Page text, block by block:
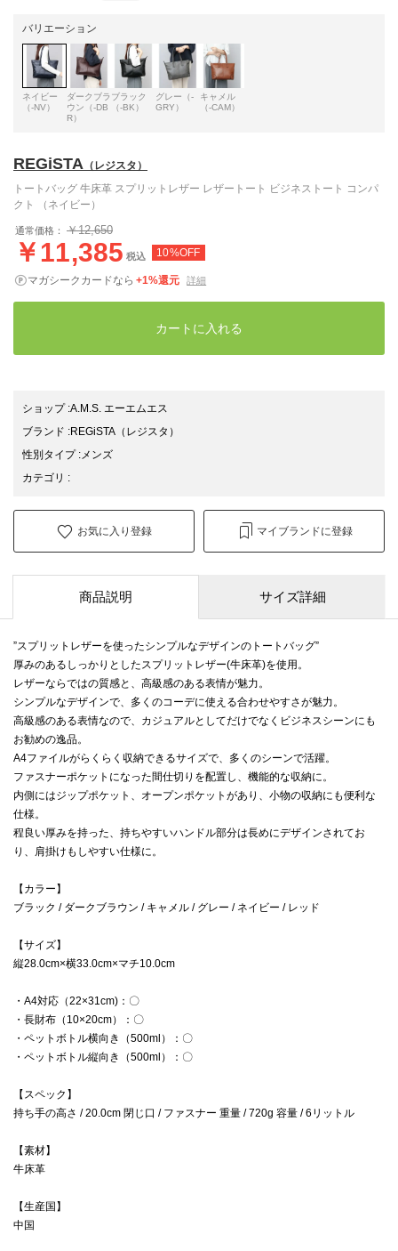
バリエーション
ネイビー
（-NV）
ダークブラ
ウン（-DB
R）
ブラック
（-BK）
グレー（-
GRY）
キャメル
（-CAM）
REGiSTA （レジスタ）
トートバッグ 牛床革 スプリットレザー レザートート ビジネストート コンパ
クト （ネイビー）
通常価格： ￥12,650
￥11,385 税込 10%OFF
マガシークカードなら +1%還元 詳細
カートに入れる
ショップ:A.M.S. エーエムエス
ブランド :REGiSTA （レジスタ）
性別タイプ: メンズ
カテゴリ :
お気に入り登録 マイブランドに登録
商品説明 サイズ詳細
”スプリットレザーを使ったシンプルなデザインのトートバッグ”
厚みのあるしっかりとしたスプリットレザー(牛床革)を使用。
レザーならではの質感と、高級感のある表情が魅力。
シンプルなデザインで、多くのコーデに使える合わせやすさが魅力。
高級感のある表情なので、カジュアルとしてだけでなくビジネスシーンにも
お勧めの逸品。
A4ファイルがらくらく収納できるサイズで、多くのシーンで活躍。
ファスナーポケットになった間仕切りを配置し、機能的な収納に。
内側にはジップポケット、オープンポケットがあり、小物の収納にも便利な
仕様。
程良い厚みを持った、持ちやすいハンドル部分は長めにデザインされてお
り、肩掛けもしやすい仕様に。
【カラー】
ブラック / ダークブラウン / キャメル / グレー / ネイビー / レッド
【サイズ】
縦28.0cm×横33.0cm×マチ10.0cm
・A4対応（22×31cm)：〇
・長財布（10×20cm）：〇
・ペットボトル横向き（500ml）：〇
・ペットボトル縦向き（500ml）：〇
【スペック】
持ち手の高さ / 20.0cm 閉じ口 / ファスナー 重量 / 720g 容量 / 6リットル
【素材】
牛床革
【生産国】
中国